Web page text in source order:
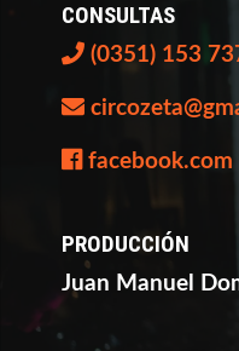
CONSULTAS
(0351) 153
facebook.com
PRODUCCIÓN
Juan Manuel